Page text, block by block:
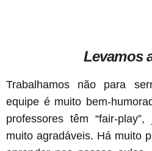
Levamos
Trabalhamos não para
equipe é muito bem-
professores têm “fair-
muito agradáveis. Há muito